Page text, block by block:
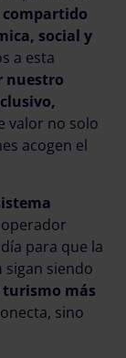
social y
a esta
nuestro
valor no solo
acogen el
para que la
sigan siendo
turismo más
sino